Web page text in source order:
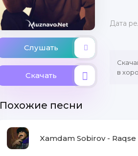
Слушать
Скачать
Дата
в
Похожие песни
Xamdam Sobirov - Raqse